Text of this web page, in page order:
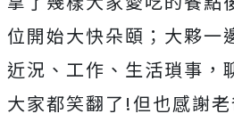
位開始大快朵頤；大夥一
近況、工作、生活瑣事，
大家都笑翻了!但也感謝